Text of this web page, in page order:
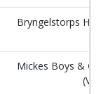
Bryngelstorps
Mickes Boys &